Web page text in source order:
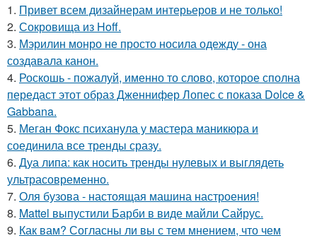
1. Привет всем дизайнерам интерьеров и не только!
2. Сокровища из Hoff.
3. Мэрилин монро не просто носила одежду - она
создавала канон.
4. Роскошь - пожалуй, именно то слово, которое сполна
передаст этот образ Дженнифер Лопес с показа Dolce &
Gabbana.
5. Меган Фокс психанула у мастера маникюра и
соединила все тренды сразу.
6. Дуа липа: как носить тренды нулевых и выглядеть
ультрасовременно.
7. Оля бузова - настоящая машина настроения!
8. Mattel выпустили Барби в виде майли Сайрус.
9. Как вам? Согласны ли вы с тем мнением, что чем